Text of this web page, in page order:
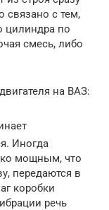
связано с тем,
цилиндра по
смесь, либо
на ВАЗ:
Иногда
мощным, что
передаются в
коробки
речь